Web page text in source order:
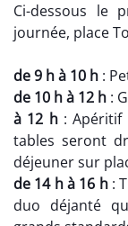
Ci-dessous le
journée, place
de 9 h à 10 h :
de 10 h à 12 h :
à 12 h: Apéritif
tables seront
déjeuner sur
de 14 h à 16 h:
duo déjanté